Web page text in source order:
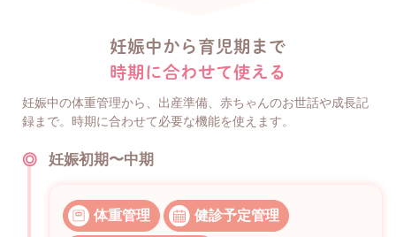
妊娠中から育児期まで
時期に合わせて使える
妊娠中の体重管理から、出産準備、赤ちゃんのお世話や成長記
録まで。時期に合わせて必要な機能を使えます。
妊娠初期〜中期
体重管理 健診予定管理